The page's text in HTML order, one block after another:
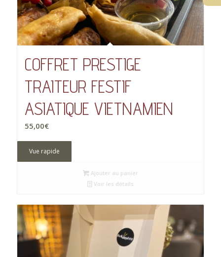
COFFRET PRESTIGE
TRAITEUR FESTIF
ASIATIQUE VIETNAMIEN
55,00€
Vue rapide
Ajouter au panier
Voir les détails